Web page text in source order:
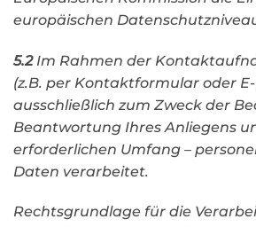
europäischen
5.2Im Rahmen der
(z.B. per Kontaktformular oder
ausschließlich zum Zweck der
Beantwortung Ihres Anliegens
erforderlichen Umfang –
Daten verarbeitet.
Rechtsgrundlage für die